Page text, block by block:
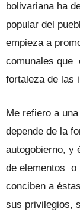
bolivariana ha
popular del
empieza a
comunales que
fortaleza de las
Me refiero a
depende de la
autogobierno, y
de elementos o
conciben a
sus privilegios,